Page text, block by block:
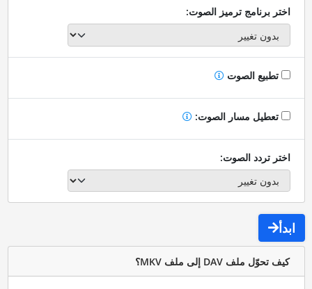
اختر برنامج ترميز الصوت:
تطبيع الصوت
تعطيل مسار الصوت:
اختر تردد الصوت:
ابدأ
كيف تحوّل ملف DAV إلى ملف MKV؟